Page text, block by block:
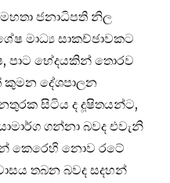
ජනාධිපති නිල
මාධ්‍ය සාකච්ඡාවකට
පාට භේදයකින් තොරව
දේශපාලන
සිටිය ද දූෂිතයන්ට,
ගන්නා බවද එවැනි
කෙරෙහි නොව රටේ
තබන බවද සදහන්